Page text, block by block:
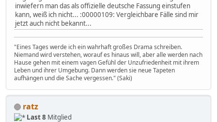
inwiefern man das als offizielle deutsche Fassung einstufen
kann, weiß ich nicht... :00000109: Vergleichbare Fälle sind mir
jetzt auch nicht bekannt...
"Eines Tages werde ich ein wahrhaft großes Drama schreiben.
Niemand wird verstehen, worauf es hinaus will, aber alle werden nach
Hause gehen mit einem vagen Gefühl der Unzufriedenheit mit ihrem
Leben und ihrer Umgebung. Dann werden sie neue Tapeten
aufhängen und die Sache vergessen." (Saki)
ratz
Last 8 Mitglied